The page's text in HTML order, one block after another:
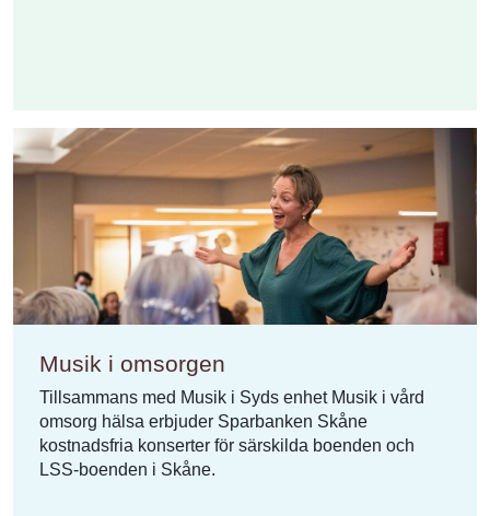
Musik i omsorgen
Tillsammans med Musik i Syds enhet Musik i vård
omsorg hälsa erbjuder Sparbanken Skåne
kostnadsfria konserter för särskilda boenden och
LSS-boenden i Skåne.